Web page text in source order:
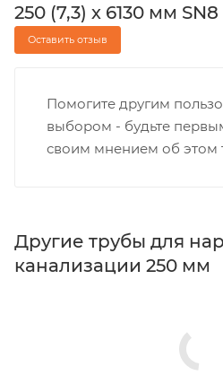
250 (7,3) х 6130 мм
Оставить отзыв
Помогите другим
выбором - будьте
своим мнением об этом
Другие трубы для
канализации 250 мм